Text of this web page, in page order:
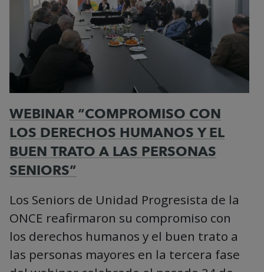
WEBINAR “COMPROMISO CON
LOS DERECHOS HUMANOS Y EL
BUEN TRATO A LAS PERSONAS
SENIORS”
Los Seniors de Unidad Progresista de la
ONCE reafirmaron su compromiso con
los derechos humanos y el buen trato a
las personas mayores en la tercera fase